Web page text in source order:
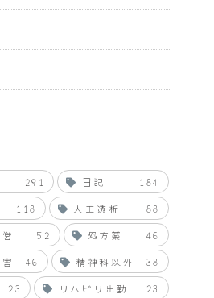
291 日記
184
118 人工透析
88
52 処方薬
46
46 精神科以外
38
23 リハビリ出勤 23